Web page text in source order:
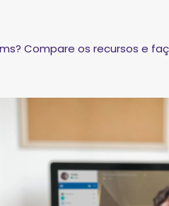
Compare os recursos e